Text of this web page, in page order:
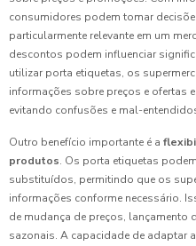
consumidores podem tomar
particularmente relevante em um
descontos podem influenciar
utilizar porta etiquetas, os
informações sobre preços e ofertas
evitando confusões e mal-
Outro benefício importante é a
produtos. Os porta etiquetas
substituídos, permitindo que os
informações conforme necessário.
de mudança de preços,
sazonais. A capacidade de adaptar